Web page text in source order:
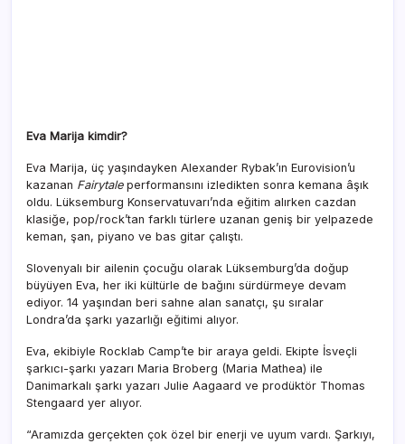
Eva Marija kimdir?
Eva Marija, üç yaşındayken Alexander Rybak’ın Eurovision’u
kazanan Fairytaleperformansını izledikten sonra kemana âşık
oldu. Lüksemburg Konservatuvarı’nda eğitim alırken cazdan
klasiğe, pop/rock’tan farklı türlere uzanan geniş bir yelpazede
keman, şan, piyano ve bas gitar çalıştı.
Slovenyalı bir ailenin çocuğu olarak Lüksemburg’da doğup
büyüyen Eva, her iki kültürle de bağını sürdürmeye devam
ediyor. 14 yaşından beri sahne alan sanatçı, şu sıralar
Londra’da şarkı yazarlığı eğitimi alıyor.
Eva, ekibiyle Rocklab Camp’te bir araya geldi. Ekipte İsveçli
şarkıcı-şarkı yazarı Maria Broberg (Maria Mathea) ile
Danimarkalı şarkı yazarı Julie Aagaard ve prodüktör Thomas
Stengaard yer alıyor.
“Aramızda gerçekten çok özel bir enerji ve uyum vardı. Şarkıyı,